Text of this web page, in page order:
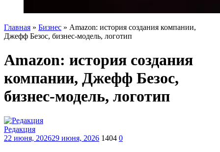
Главная » Бизнес » Amazon: история создания компании,
Джефф Безос, бизнес-модель, логотип
Amazon: история создания
компании, Джефф Безос,
бизнес-модель, логотип
Редакция
22 июня, 202629 июня, 2026 1404 0